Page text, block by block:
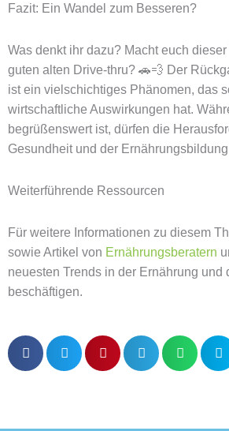
Fazit: Ein Wandel zum Besseren?
Was denkt ihr dazu? Macht euch
guten alten Drive-thru? 🚗💨 Der
ist ein vielschichtiges Phänomen, das
wirtschaftliche Auswirkungen hat.
begrüßenswert ist, dürfen die
Gesundheit und der
Weiterführende Ressourcen
Für weitere Informationen zu diesem
sowie Artikel von Ernährungsberatern
neuesten Trends in der Ernährung
beschäftigen.